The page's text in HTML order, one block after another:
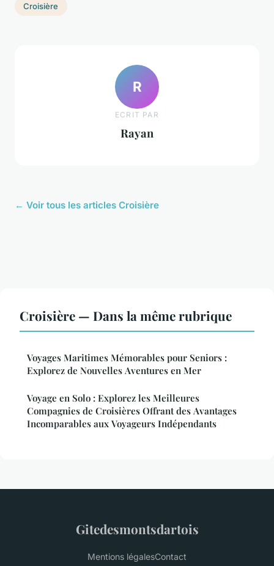
Croisière
R
ECRIT PAR
Rayan
← Voir tous les articles Croisière
Croisière — Dans la même rubrique
Voyages Maritimes Mémorables pour Seniors :
Explorez de Nouvelles Aventures en Mer
Voyage en Solo : Explorez les Meilleures
Compagnies de Croisières Offrant des Avantages
Incomparables aux Voyageurs Indépendants
Gitedesmontsdartois
Mentions légalesContact